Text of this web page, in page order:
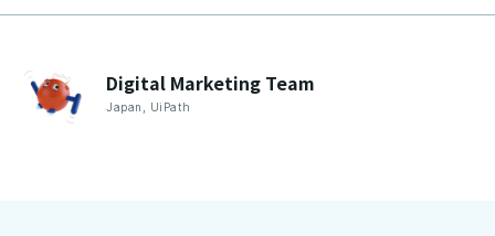
Digital Marketing Team
Japan UiPath